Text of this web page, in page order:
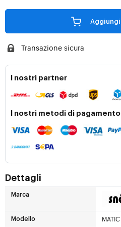
Transazione sicura
I nostri partner
I nostri metodi di pagamento
Dettagli
Marca
Modello MATIC